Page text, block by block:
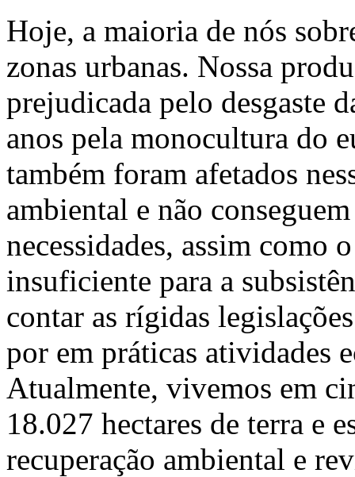
Hoje, a maioria de nós
zonas urbanas. Nossa
prejudicada pelo desgaste
anos pela monocultura do
também foram afetados
ambiental e não
necessidades, assim como
insuficiente para a
contar as rígidas
por em práticas atividades
Atualmente, vivemos em
18.027 hectares de terra e
recuperação ambiental e